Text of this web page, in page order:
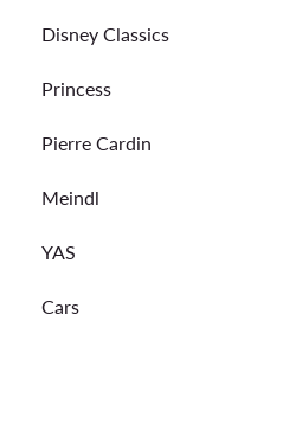
Disney Classics
Princess
Pierre Cardin
Meindl
YAS
Cars